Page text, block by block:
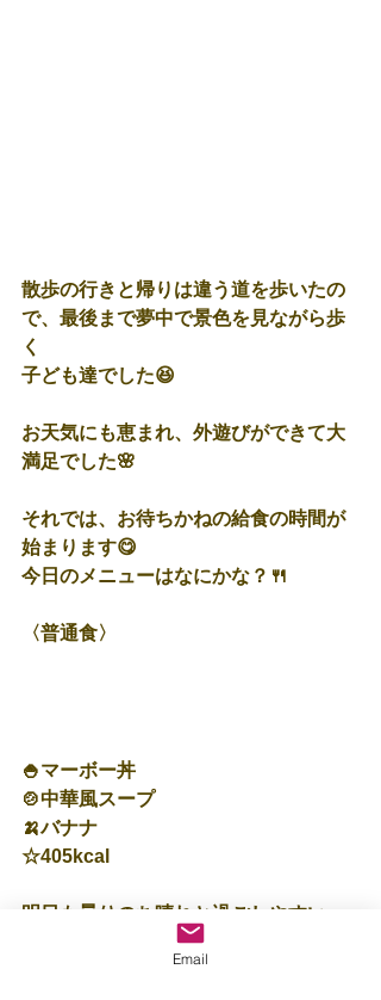
散歩の行きと帰りは違う道を歩いたの
で、最後まで夢中で景色を見ながら歩
く
子ども達でした😆
お天気にも恵まれ、外遊びができて大
満足でした🌸
それでは、お待ちかねの給食の時間が
始まります😋
今日のメニューはなにかな？🍴
〈普通食〉
🍚マーボー丼
🍲中華風スープ
🍌バナナ
☆405kcal
明日も曇りのち晴れと過ごしやすい一
日になりそうです😌
気温は今日と変わらず低く、風が吹く
Email